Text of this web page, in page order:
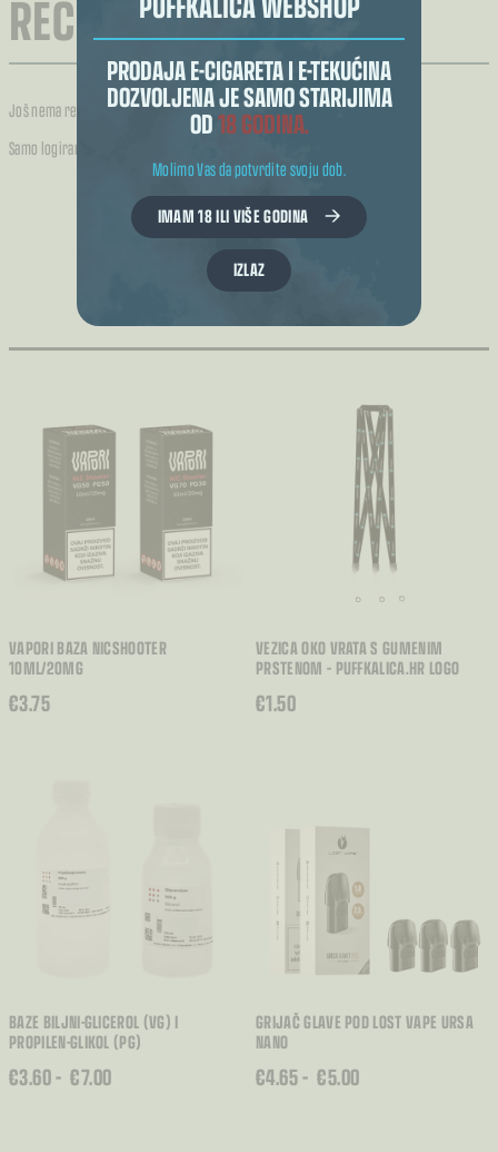
PRODAJA E-CIGARETA I E-TEKUĆINA
DOZVOLJENA JE SAMO STARIJIMA
OD18 GODINA.
Molimo Vas da potvrdite svoju dob.
IMAM 18 ILI VIŠE GODINA
IZLAZ
RECENZIJE (0)
Još nema recenzija.
Samo logirani kupci koji su kupili ovaj proizvod mogu napisati recenziju.
POVEZANI PROIZVODI
VAPORI BAZA NICSHOOTER
10ML/20MG
€3.75
VEZICA OKO VRATA S GUMENIM
PRSTENOM – PUFFKALICA.HR LOGO
€1.50
BAZE BILJNI-GLICEROL (VG) I
PROPILEN-GLIKOL (PG)
€3.60– €7.00
RASPON
GRIJAČ GLAVE POD LOST VAPE URSA
NANO
€4.65– €5.00
RASPON